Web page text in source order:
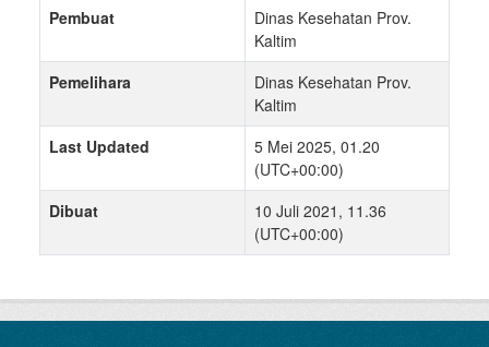
Pembuat
Dinas Kesehatan Prov.
Kaltim
Pemelihara
Dinas Kesehatan Prov.
Kaltim
Last Updated
5 Mei 2025, 01.20
(UTC+00:00)
Dibuat
10 Juli 2021, 11.36
(UTC+00:00)